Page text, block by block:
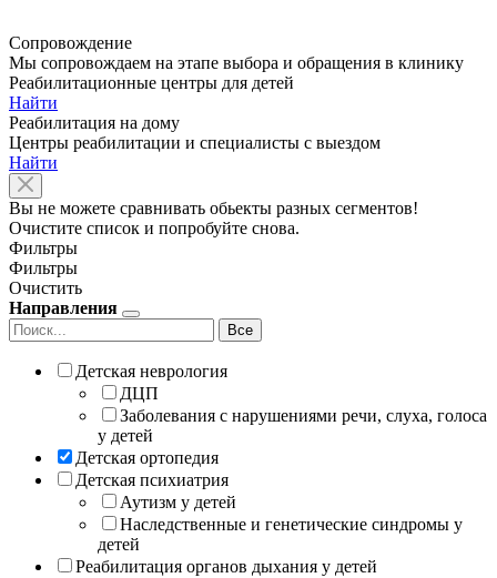
Сопровождение
Мы сопровождаем на этапе выбора и обращения в клинику
Реабилитационные центры для детей
Найти
Реабилитация на дому
Центры реабилитации и специалисты с выездом
Найти
Вы не можете сравнивать обьекты разных сегментов!
Очистите список и попробуйте снова.
Фильтры
Фильтры
Очистить
Направления
Все
Детская неврология
ДЦП
Заболевания с нарушениями речи, слуха, голоса
у детей
Детская ортопедия
Детская психиатрия
Аутизм у детей
Наследственные и генетические синдромы у
детей
Реабилитация органов дыхания у детей